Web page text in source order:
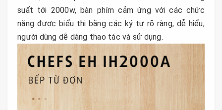
suất tới 2000w, bàn phím cảm ứng với các chức
năng được biểu thị bằng các ký tự rõ ràng, dễ hiểu,
người dùng dễ dàng thao tác và sử dụng.